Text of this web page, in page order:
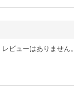
レビューはありません。